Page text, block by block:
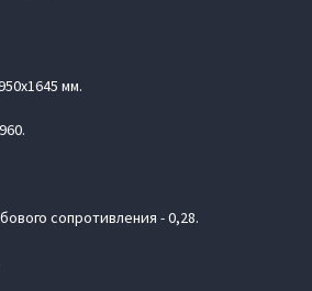
мм.
сопротивления - 0,28.